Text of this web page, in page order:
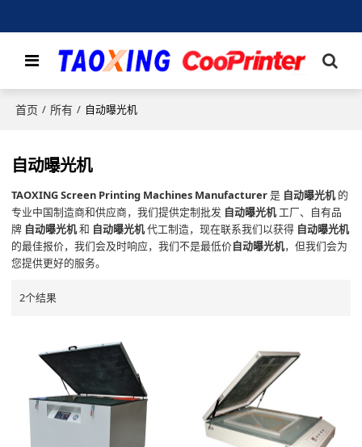
首页 / 所有 / 自动曝光机
自动曝光机
TAOXING Screen Printing Machines Manufacturer是 自动曝光机 的
专业中国制造商和供应商，我们提供定制批发 自动曝光机 工厂、自有品
牌 自动曝光机和 自动曝光机代工制造，现在联系我们以获得 自动曝光机
的最佳报价，我们会及时响应，我们不是最低价自动曝光机，但我们会为
您提供更好的服务。
2个结果